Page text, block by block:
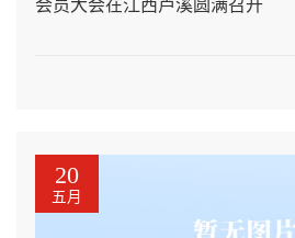
会员大会在江西芦溪圆满召开
20
五月